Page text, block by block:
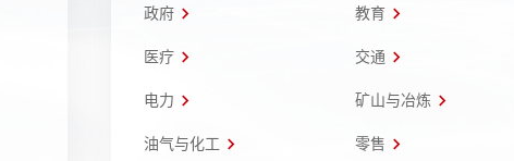
政府 教育
医疗 交通
电力 矿山与冶炼
油气与化工 零售